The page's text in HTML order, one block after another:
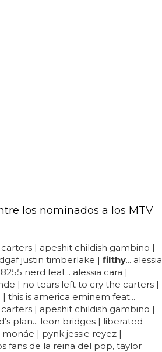
los nominados a los MTV
| apeshit childish gambino |
justin timberlake | filthy... alessia
nerd feat... alessia cara |
| no tears left to cry the carters |
this is america eminem feat...
| apeshit childish gambino |
plan... leon bridges | liberated
| pynk jessie reyez |
fans de la reina del pop, taylor